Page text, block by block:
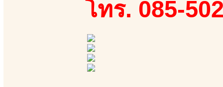
โทร. 085-